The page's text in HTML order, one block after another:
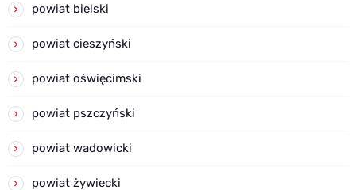
powiat bielski
powiat cieszyński
powiat oświęcimski
powiat pszczyński
powiat wadowicki
powiat żywiecki